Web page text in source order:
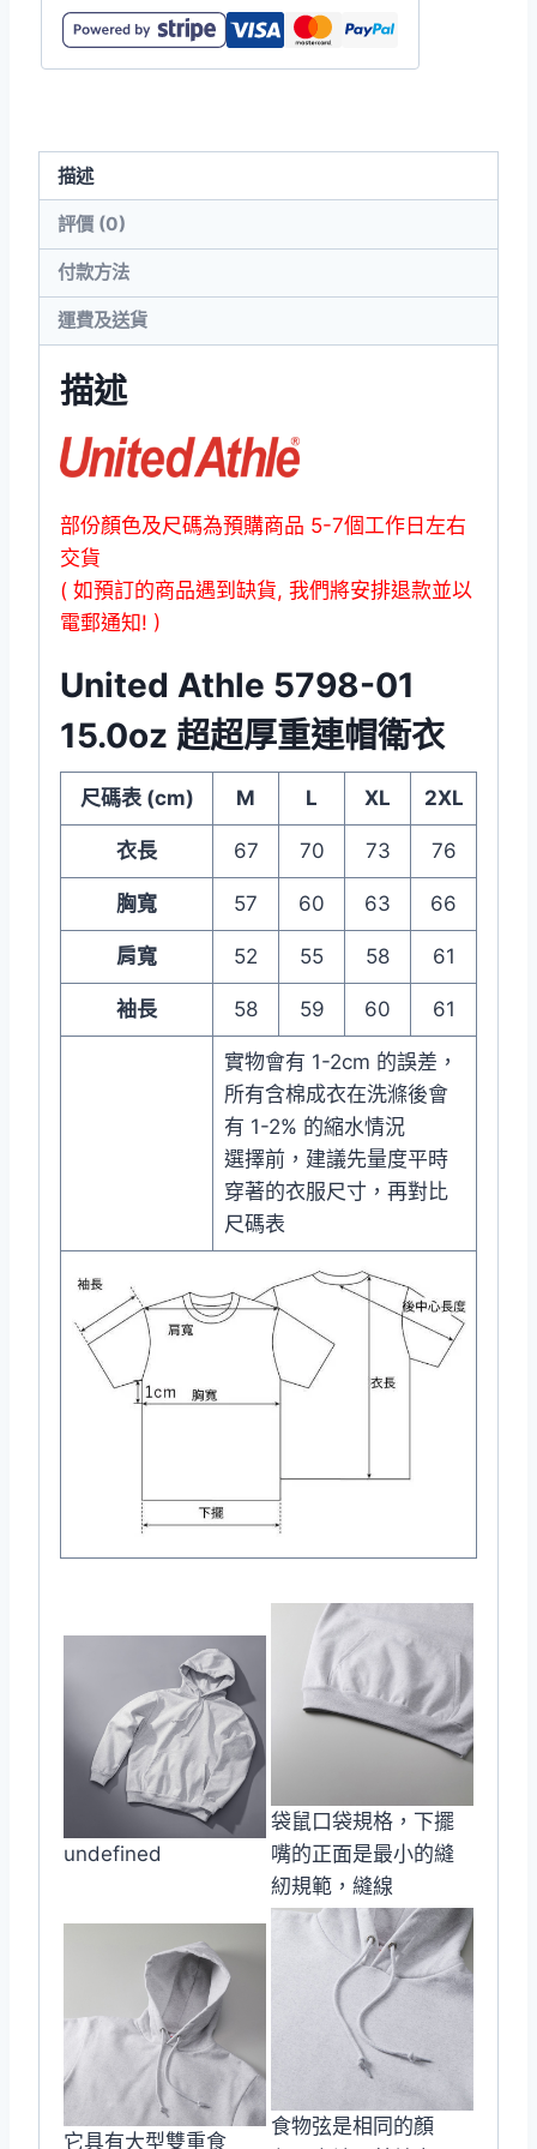
15.0oz
帽
數
描述
評價 (0)
付款方法
運費及送貨
描述
部份顏色及尺碼為預購商品 5-7個工作日左右
交貨
( 如預訂的商品遇到缺貨, 我們將安排退款並以
電郵通知! )
United Athle 5798-01
15.0oz 超超厚重連帽衛衣
尺碼表 (cm) M L XL 2XL
衣長 67 70 73 76
胸寬 57 60 63 66
肩寬 52 55 58 61
袖長 58 59 60 61
實物會有 1-2cm 的誤差，
所有含棉成衣在洗滌後會
有 1-2% 的縮水情況
選擇前，建議先量度平時
穿著的衣服尺寸，再對比
尺碼表
undefined
袋鼠口袋規格，下擺
嘴的正面是最小的縫
紉規範，縫線
它具有大型雙重食
食物弦是相同的顏